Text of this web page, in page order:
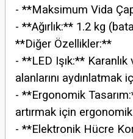
- **Maksimum Vida
- **Ağırlık:** 1.2 kg
**Diğer Özellikler:**
- **LED Işık:** Karanlık
alanlarını aydınlatmak
- **Ergonomik
artırmak için
- **Elektronik Hücre